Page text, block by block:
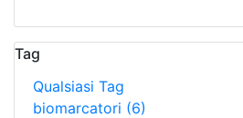
Tag
Qualsiasi Tag
biomarcatori (6)